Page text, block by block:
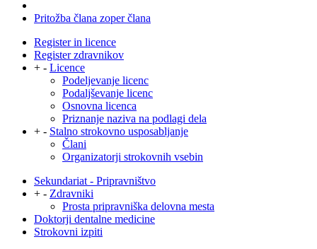
Pritožba člana zoper člana
Register in licence
Register zdravnikov
+ - Licence
Podeljevanje licenc
Podaljševanje licenc
Osnovna licenca
Priznanje naziva na podlagi dela
+ - Stalno strokovno usposabljanje
Člani
Organizatorji strokovnih vsebin
Sekundariat - Pripravništvo
+ - Zdravniki
Prosta pripravniška delovna mesta
Doktorji dentalne medicine
Strokovni izpiti